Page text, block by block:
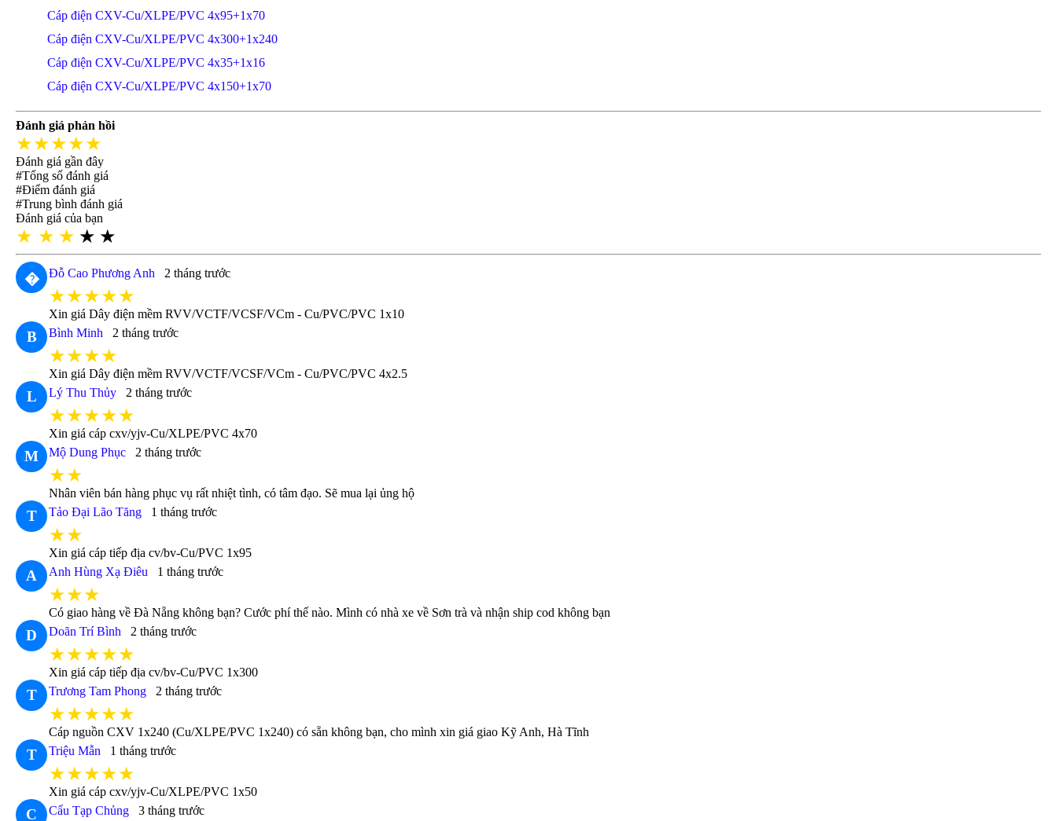
Cáp điện CXV-Cu/XLPE/PVC 4x95+1x70
Cáp điện CXV-Cu/XLPE/PVC 4x300+1x240
Cáp điện CXV-Cu/XLPE/PVC 4x35+1x16
Cáp điện CXV-Cu/XLPE/PVC 4x150+1x70
Đánh giá phản hồi
★★★★★
Đánh giá gần đây
#Tổng số đánh giá
#Điểm đánh giá
#Trung bình đánh giá
Đánh giá của bạn
★ ★ ★ ★ ★
� Đỗ Cao Phương Anh 2 tháng trước
★★★★★
Xin giá Dây điện mềm RVV/VCTF/VCSF/VCm - Cu/PVC/PVC 1x10
B Bình Minh 2 tháng trước
★★★★
Xin giá Dây điện mềm RVV/VCTF/VCSF/VCm - Cu/PVC/PVC 4x2.5
L Lý Thu Thủy 2 tháng trước
★★★★★
Xin giá cáp cxv/yjv-Cu/XLPE/PVC 4x70
M Mộ Dung Phục 2 tháng trước
★★
Nhân viên bán hàng phục vụ rất nhiệt tình, có tâm đạo. Sẽ mua lại ủng hộ
T Tảo Đại Lão Tăng 1 tháng trước
★★
Xin giá cáp tiếp địa cv/bv-Cu/PVC 1x95
A Anh Hùng Xạ Điêu 1 tháng trước
★★★
Có giao hàng về Đà Nẵng không bạn? Cước phí thế nào. Mình có nhà xe về Sơn trà và nhận ship cod không bạn
D Doãn Trí Bình 2 tháng trước
★★★★★
Xin giá cáp tiếp địa cv/bv-Cu/PVC 1x300
T Trương Tam Phong 2 tháng trước
★★★★★
Cáp nguồn CXV 1x240 (Cu/XLPE/PVC 1x240) có sẵn không bạn, cho mình xin giá giao Kỹ Anh, Hà Tĩnh
T Triệu Mẫn 1 tháng trước
★★★★★
Xin giá cáp cxv/yjv-Cu/XLPE/PVC 1x50
C Cẩu Tạp Chủng 3 tháng trước